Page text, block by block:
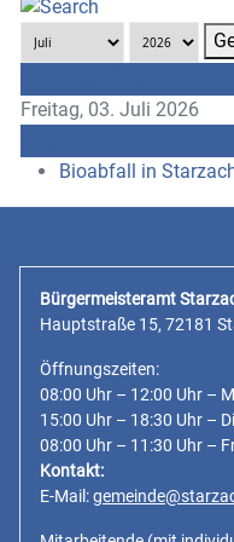
Freitag, 03. Juli 2026
Bioabfall in
Bürgermeisteramt
Hauptstraße 15, 72181
Öffnungszeiten:
08:00 Uhr – 12:00 Uhr –
15:00 Uhr – 18:30 Uhr –
08:00 Uhr – 11:30 Uhr –
Kontakt:
E-Mail: